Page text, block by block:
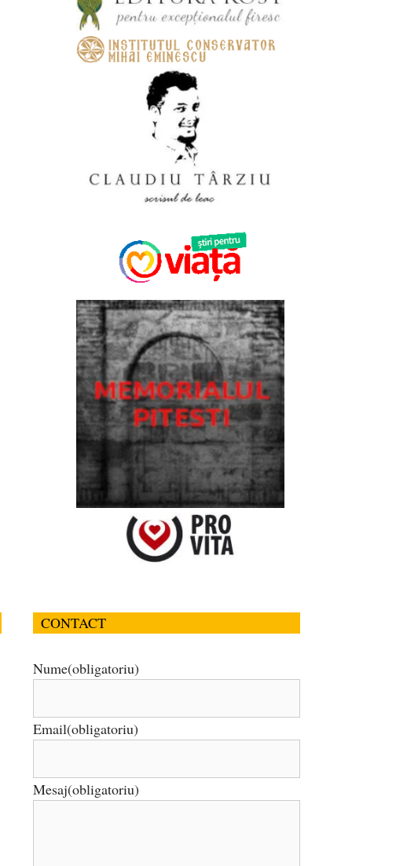
CONTACT
Nume(obligatoriu)
Email(obligatoriu)
Mesaj(obligatoriu)